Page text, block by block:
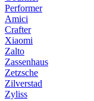
Performer
Amici
Crafter
Xiaomi
Zalto
Zassenhaus
Zetzsche
Zilverstad
Zyliss